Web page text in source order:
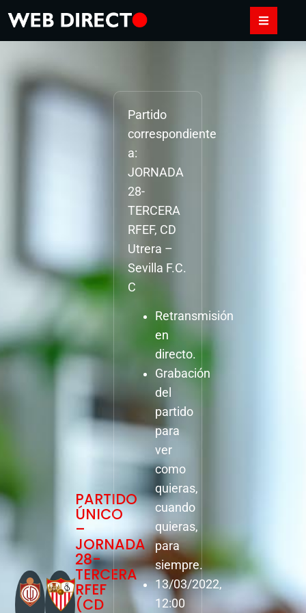
PARTIDO
ÚNICO
–
JORNADA
28-
TERCERA
RFEF
(CD
Partido
correspondiente
a:
JORNADA
28-
TERCERA
RFEF, CD
Utrera –
Sevilla F.C.
C
Retransmisión
en
directo.
Grabación
del
partido
para
ver
como
quieras,
cuando
quieras,
para
siempre.
13/03/2022,
12:00